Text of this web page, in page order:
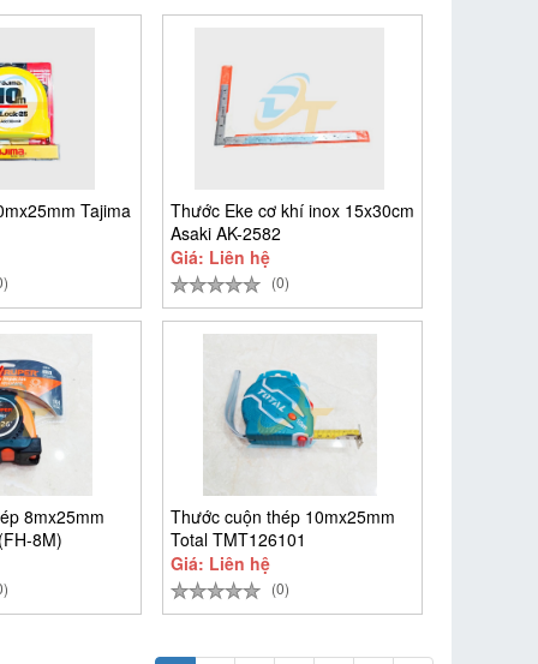
Tajima
Thước Eke cơ khí inox 15x30cm
Asaki AK-2582
Giá: Liên hệ
(0)
8mx25mm
8M)
Thước cuộn thép 10mx25mm
Total TMT126101
Giá: Liên hệ
(0)